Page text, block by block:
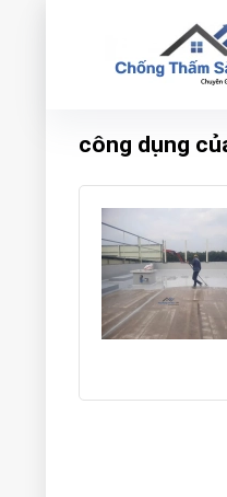
công dụng